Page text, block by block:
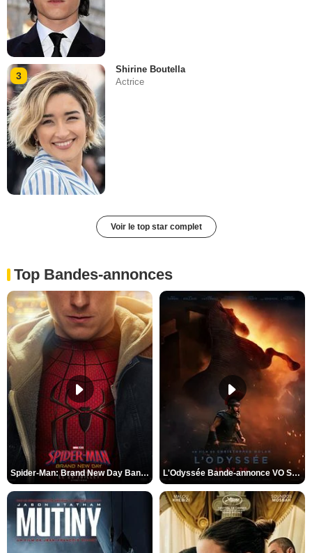
3
Shirine Boutella
Actrice
Voir le top star complet
Top Bandes-annonces
Spider-Man: Brand New Day Bande-annonce VO STFR L'Odyssée Bande-annonce VO STFR